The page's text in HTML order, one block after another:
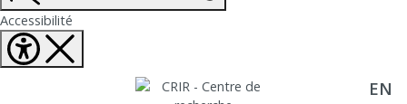
Accessibilité
Aller directement au contenu EN